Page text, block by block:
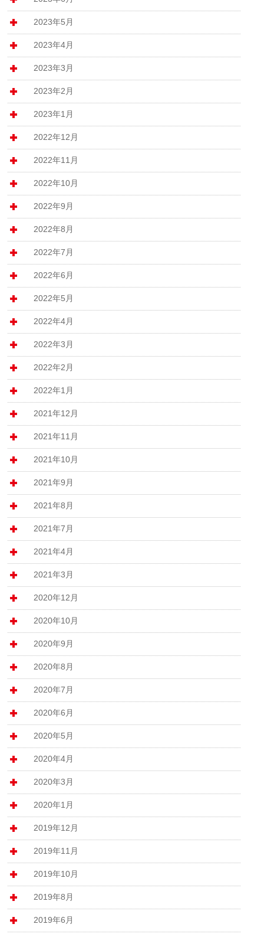
2023年5月
2023年4月
2023年3月
2023年2月
2023年1月
2022年12月
2022年11月
2022年10月
2022年9月
2022年8月
2022年7月
2022年6月
2022年5月
2022年4月
2022年3月
2022年2月
2022年1月
2021年12月
2021年11月
2021年10月
2021年9月
2021年8月
2021年7月
2021年4月
2021年3月
2020年12月
2020年10月
2020年9月
2020年8月
2020年7月
2020年6月
2020年5月
2020年4月
2020年3月
2020年1月
2019年12月
2019年11月
2019年10月
2019年8月
2019年6月